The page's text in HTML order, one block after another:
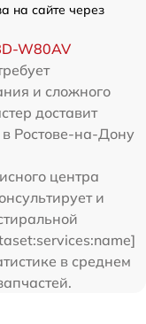
на сайте через
W80AV
и сложного
доставит
в Ростове-на-Дону
центра
и
в среднем